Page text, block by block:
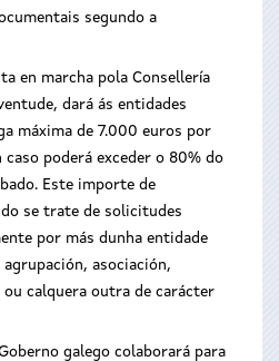
segundo a
en marcha pola Consellería
dará ás entidades
máxima de 7.000 euros por
poderá exceder o 80% do
Este importe de
se trate de solicitudes
por más dunha entidade
asociación,
calquera outra de carácter
galego colaborará para